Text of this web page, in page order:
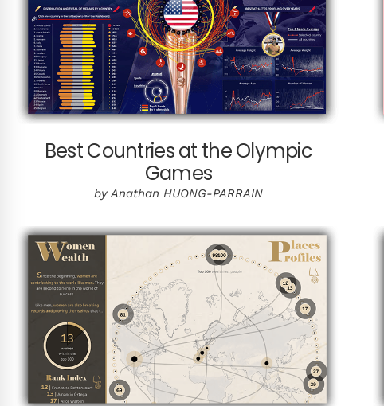
Best Countries at the Olympic
Games
by Anathan HUONG-PARRAIN